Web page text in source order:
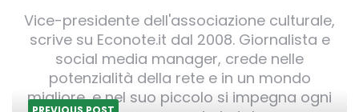
Vice-presidente dell'associazione culturale,
scrive su Econote.it dal 2008. Giornalista e
social media manager, crede nelle
potenzialità della rete e in un mondo
migliore, e nel suo piccolo si impegna ogni